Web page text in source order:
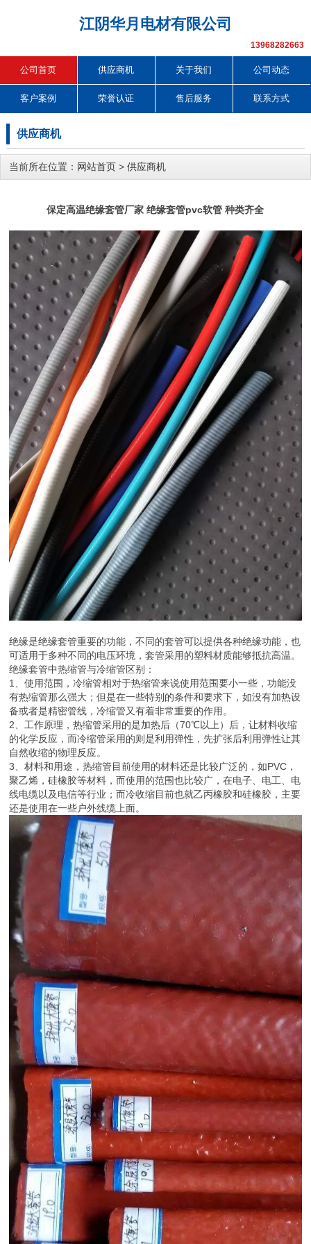
江阴华月电材有限公司
13968282663
公司首页 供应商机 关于我们 公司动态
客户案例 荣誉认证 售后服务 联系方式
供应商机
当前所在位置： 网站首页 > 供应商机
保定高温绝缘套管厂家 绝缘套管pvc软管 种类齐全
绝缘是绝缘套管重要的功能，不同的套管可以提供各种绝缘功能，也
可适用于多种不同的电压环境，套管采用的塑料材质能够抵抗高温。
绝缘套管中热缩管与冷缩管区别：
1、使用范围，冷缩管相对于热缩管来说使用范围要小一些，功能没
有热缩管那么强大；但是在一些特别的条件和要求下，如没有加热设
备或者是精密管线，冷缩管又有着非常重要的作用。
2、工作原理，热缩管采用的是加热后（70℃以上）后，让材料收缩
的化学反应，而冷缩管采用的则是利用弹性，先扩张后利用弹性让其
自然收缩的物理反应。
3、材料和用途，热缩管目前使用的材料还是比较广泛的，如PVC，
聚乙烯，硅橡胶等材料，而使用的范围也比较广，在电子、电工、电
线电缆以及电信等行业；而冷收缩目前也就乙丙橡胶和硅橡胶，主要
还是使用在一些户外线缆上面。